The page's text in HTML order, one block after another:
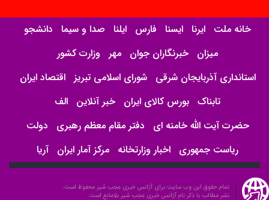
خانه ملت ایرنا ایسنا فارس ایلنا صدا و سیما دانشجو
میزان خبرنگاران جوان مهر
وزارت کشور
استانداری آذربایجان شرقی
شورای اسلامی تبریز
اقتصاد ایران
تابناک بورس کالای ایران خبر آنلاین الف
حضرت آیت الله خامنه ای
دفتر مقام معظم رهبری
دولت
ریاست جمهوری اخبار وزارتخانه مرکز آمار ایران آریا
تمام حقوق این وب سایت برای آژانس خبری عجب شیر محفوظ است.
نشر مطالب با ذکر نام آژانس خبری عجب شیر بلامانع است.